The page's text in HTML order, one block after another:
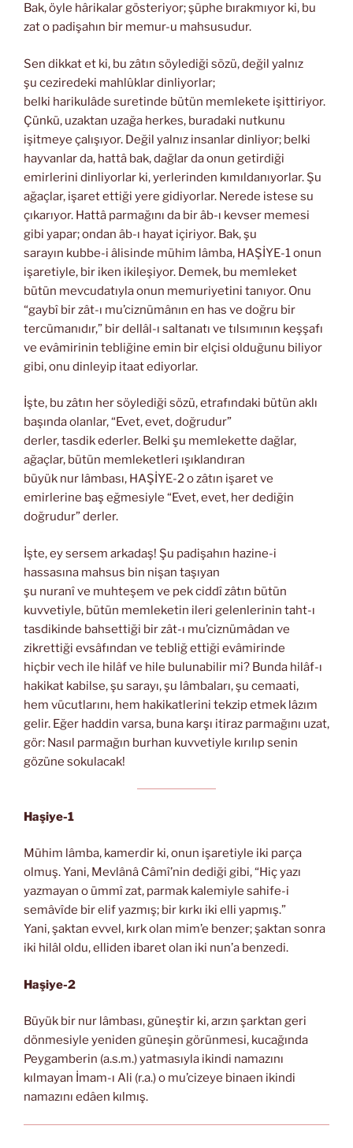
Bak, öyle hârikalar gösteriyor; şüphe bırakmıyor ki, bu
zat o padişahın bir memur-u mahsusudur.
Sen dikkat et ki, bu zâtın söylediği sözü, değil yalnız
şu ceziredeki mahlûklar dinliyorlar;
belki harikulâde suretinde bütün memlekete işittiriyor.
Çünkü, uzaktan uzağa herkes, buradaki nutkunu
işitmeye çalışıyor. Değil yalnız insanlar dinliyor; belki
hayvanlar da, hattâ bak, dağlar da onun getirdiği
emirlerini dinliyorlar ki, yerlerinden kımıldanıyorlar. Şu
ağaçlar, işaret ettiği yere gidiyorlar. Nerede istese su
çıkarıyor. Hattâ parmağını da bir âb-ı kevser memesi
gibi yapar; ondan âb-ı hayat içiriyor. Bak, şu
sarayın kubbe-i âlisinde mühim lâmba, HAŞİYE-1 onun
işaretiyle, bir iken ikileşiyor. Demek, bu memleket
bütün mevcudatıyla onun memuriyetini tanıyor. Onu
“gaybî bir zât-ı mu’ciznümânın en has ve doğru bir
tercümanıdır,” bir dellâl-ı saltanatı ve tılsımının keşşafı
ve evâmirinin tebliğine emin bir elçisi olduğunu biliyor
gibi, onu dinleyip itaat ediyorlar.
İşte, bu zâtın her söylediği sözü, etrafındaki bütün aklı
başında olanlar, “Evet, evet, doğrudur”
derler, tasdik ederler. Belki şu memlekette dağlar,
ağaçlar, bütün memleketleri ışıklandıran
büyük nur lâmbası, HAŞİYE-2 o zâtın işaret ve
emirlerine baş eğmesiyle “Evet, evet, her dediğin
doğrudur” derler.
İşte, ey sersem arkadaş! Şu padişahın hazine-i
hassasına mahsus bin nişan taşıyan
şu nuranî ve muhteşem ve pek ciddî zâtın bütün
kuvvetiyle, bütün memleketin ileri gelenlerinin taht-ı
tasdikinde bahsettiği bir zât-ı mu’ciznümâdan ve
zikrettiği evsâfından ve tebliğ ettiği evâmirinde
hiçbir vech ile hilâf ve hile bulunabilir mi? Bunda hilâf-ı
hakikat kabilse, şu sarayı, şu lâmbaları, şu cemaati,
hem vücutlarını, hem hakikatlerini tekzip etmek lâzım
gelir. Eğer haddin varsa, buna karşı itiraz parmağını uzat,
gör: Nasıl parmağın burhan kuvvetiyle kırılıp senin
gözüne sokulacak!
Haşiye-1
Mühim lâmba, kamerdir ki, onun işaretiyle iki parça
olmuş. Yani, Mevlânâ Câmî’nin dediği gibi, “Hiç yazı
yazmayan o ümmî zat, parmak kalemiyle sahife-i
semâvîde bir elif yazmış; bir kırkı iki elli yapmış.”
Yani, şaktan evvel, kırk olan mim’e benzer; şaktan sonra
iki hilâl oldu, elliden ibaret olan iki nun’a benzedi.
Haşiye-2
Büyük bir nur lâmbası, güneştir ki, arzın şarktan geri
dönmesiyle yeniden güneşin görünmesi, kucağında
Peygamberin (a.s.m.) yatmasıyla ikindi namazını
kılmayan İmam-ı Ali (r.a.) o mu’cizeye binaen ikindi
namazını edâen kılmış.